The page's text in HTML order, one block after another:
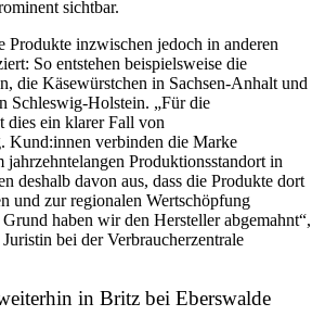
sichtbar.
Produkte inzwischen jedoch in anderen
So entstehen beispielsweise die
die Käsewürstchen in Sachsen-Anhalt und
Schleswig-Holstein. „Für die
dies ein klarer Fall von
Kund:innen verbinden die Marke
jahrzehntelangen Produktionsstandort in
deshalb davon aus, dass die Produkte dort
und zur regionalen Wertschöpfung
haben wir den Hersteller abgemahnt“,
bei der Verbraucherzentrale
in Britz bei Eberswalde